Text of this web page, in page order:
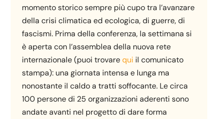
momento storico sempre più cupo tra l’avanzare
della crisi climatica ed ecologica, di guerre, di
fascismi. Prima della conferenza, la settimana si
è aperta con l’assemblea della nuova rete
internazionale (puoi trovarequi il comunicato
stampa): una giornata intensa e lunga ma
nonostante il caldo a tratti soffocante. Le circa
100 persone di 25 organizzazioni aderenti sono
andate avanti nel progetto di dare forma